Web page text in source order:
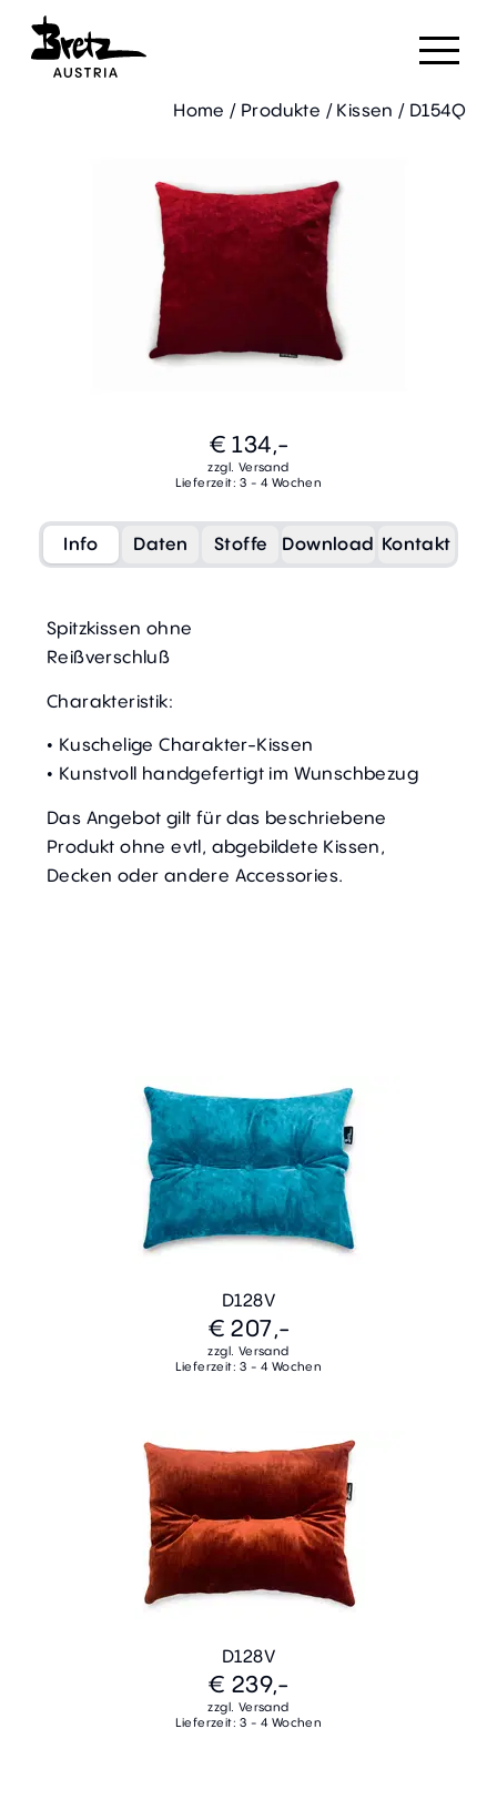
Home / Produkte / Kissen / D154Q
€ 134,-
zzgl. Versand
Lieferzeit: 3 - 4 Wochen
Info Daten Stoffe Download Kontakt
Spitzkissen ohne
Reißverschluß
Charakteristik:
• Kuschelige Charakter-Kissen
• Kunstvoll handgefertigt im Wunschbezug
Das Angebot gilt für das beschriebene
Produkt ohne evtl, abgebildete Kissen,
Decken oder andere Accessories.
D128V
€ 207,-
zzgl. Versand
Lieferzeit: 3 - 4 Wochen
D128V
€ 239,-
zzgl. Versand
Lieferzeit: 3 - 4 Wochen